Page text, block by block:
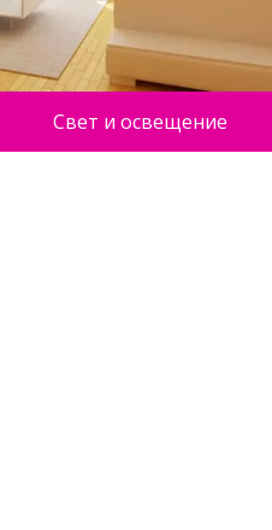
Свет и освещение